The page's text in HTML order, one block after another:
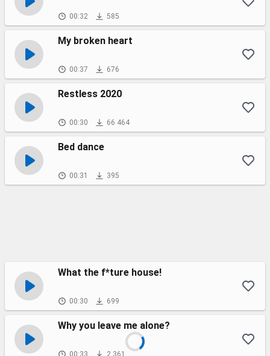
00:32 585
My broken heart
00:37 676
Restless 2020
00:30 66 464
Bed dance
00:31 395
What the f*ture house!
00:30 699
Why you leave me alone?
00:33 2 361